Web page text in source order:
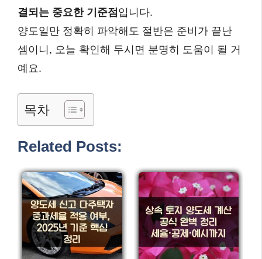
결되는 중요한 기준점 입니다.
양도일만 정확히 파악해도 절반은 준비가 끝난
셈이니, 오늘 확인해 두시면 분명히 도움이 될 거
예요.
목차
Related Posts: